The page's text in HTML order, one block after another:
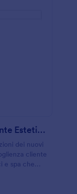
Modulo Di Accoglienza Cliente Estetista
dei nuovi
cliente
e spa che